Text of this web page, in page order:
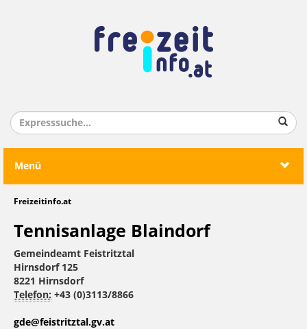
Menü
Freizeitinfo.at
Tennisanlage Blaindorf
Gemeindeamt Feistritztal
Hirnsdorf 125
8221 Hirnsdorf
Telefon: +43 (0)3113/8866
gde@feistritztal.gv.at